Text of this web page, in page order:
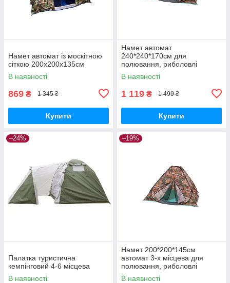
Намет автомат із москітною
сіткою 200x200x135см
В наявності
869 ₴ 1 345 ₴
Купити
Намет автомат
240*240*170см для
полювання, риболовлі
туризму
В наявності
1 119 ₴ 1 499 ₴
Купити
–24%
Палатка туристична
кемпінговий 4-6 місцева
В наявності
–19%
Намет 200*200*145см
автомат 3-х місцева для
полювання, риболовлі
туризму
В наявності